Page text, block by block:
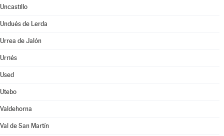
Uncastillo
Undués de Lerda
Urrea de Jalón
Urriés
Used
Utebo
Valdehorna
Val de San Martín